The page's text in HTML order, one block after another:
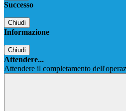
Successo
Chiudi
Informazione
Chiudi
Attendere...
Attendere il completamento